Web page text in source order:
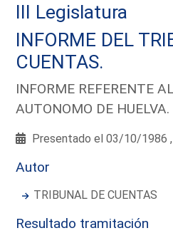
III Legislatura
INFORME DEL
CUENTAS.
INFORME REFERENTE
AUTONOMO DE
Presentado el 03/10/1986
Autor
TRIBUNAL DE CUENTAS
Resultado tramitación